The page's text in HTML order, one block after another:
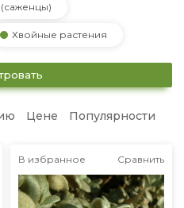
Хвойные растения
Цене Популярности
В избранное Сравнить